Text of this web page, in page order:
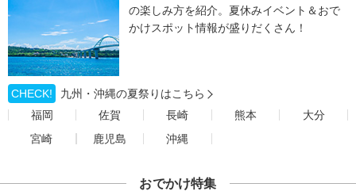
の楽しみ方を紹介。夏休みイベント＆おで
かけスポット情報が盛りだくさん！
CHECK!
九州・沖縄の夏祭りはこちら
福岡
佐賀 長崎 熊本
大分
宮崎
鹿児島 沖縄
おでかけ特集